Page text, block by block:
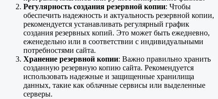
Регулярность создания резервной копии: Чтобы
обеспечить надежность и актуальность резервной копии,
рекомендуется устанавливать регулярный график
создания резервных копий. Это может быть ежедневно,
еженедельно или в соответствии с индивидуальными
потребностями сайта.
Хранение резервной копии: Важно правильно хранить
созданную резервную копию сайта. Рекомендуется
использовать надежные и защищенные хранилища
данных, такие как облачные сервисы или выделенные
серверы.